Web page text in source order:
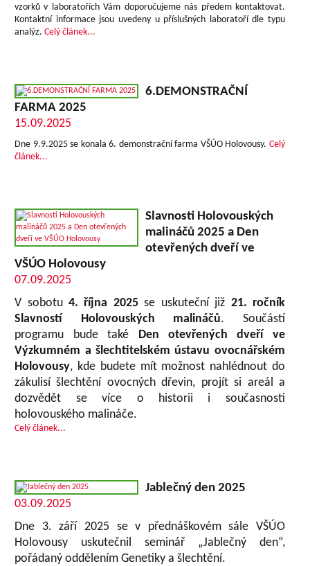
vzorků v laboratořích Vám doporučujeme nás předem kontaktovat.
Kontaktní informace jsou uvedeny u příslušných laboratoří dle typu
analýz.Celý článek...
6.DEMONSTRAČNÍ
FARMA 2025
15.09.2025
Dne 9.9.2025 se konala 6. demonstrační farma VŠÚO Holovousy. Celý
článek...
Slavnosti Holovouských
malináčů 2025 a Den
otevřených dveří ve
VŠÚO Holovousy
07.09.2025
V sobotu 4. října 2025se uskuteční již 21. ročník
Slavností Holovouských malináčů. Součástí
programu bude také Den otevřených dveří ve
Výzkumném a šlechtitelském ústavu ovocnářském
Holovousy, kde budete mít možnost nahlédnout do
zákulisí šlechtění ovocných dřevin, projít si areál a
dozvědět se více o historii i současnosti
holovouského malináče.
Celý článek...
Jablečný den 2025
03.09.2025
Dne 3. září 2025 se v přednáškovém sále VŠÚO
Holovousy uskutečnil seminář „Jablečný den“,
pořádaný oddělením Genetiky a šlechtění.